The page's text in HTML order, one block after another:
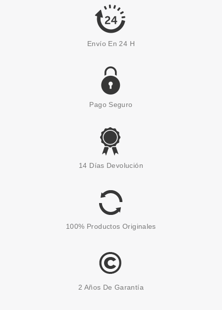
2.75€
UBU
PULIDORA Y LIMA DE GRANO
1.85€
Envío En 24 H
Pago Seguro
14 Días Devolución
100% Productos Originales
2 Años De Garantía